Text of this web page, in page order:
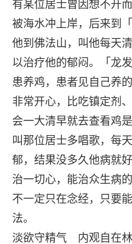
有某位居士曾因想不开
被海水冲上岸，后来到
他到佛法山，叫他每天
以治疗他的郁闷。「龙
患养鸡，患者见自己养
非常开心，比吃镇定剂
会一大清早就去查看鸡
叫那位居士多唱歌，每
郁，结果没多久他病就
治一切心，能治众生病
不一定只在念经，只要
法。
淡欲守精气 内观自在林